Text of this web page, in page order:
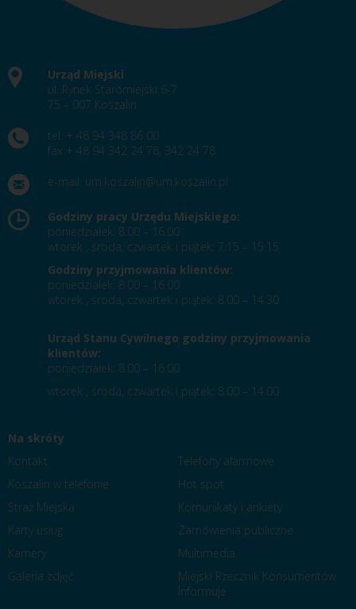
Urząd Miejski
ul. Rynek Staromiejski 6-7
75 – 007 Koszalin
tel. + 48 94 348 86 00
fax + 48 94 342 24 78, 342 24 78
e-mail: um.koszalin@um.koszalin.pl
Godziny pracy Urzędu Miejskiego:
poniedziałek: 8.00 – 16.00
wtorek , środa, czwartek i piątek: 7.15 – 15.15
Godziny przyjmowania klientów:
poniedziałek: 8.00 – 16.00
wtorek , środa, czwartek i piątek: 8.00 – 14.30
Urząd Stanu Cywilnego godziny przyjmowania
klientów:
poniedziałek: 8.00 – 16.00
wtorek , środa, czwartek i piątek: 8.00 – 14.00
Na skróty
Kontakt
Telefony alarmowe
Koszalin w telefonie
Hot spot
Straż Miejska
Komunikaty i ankiety
Karty usług
Zamówienia publiczne
Kamery
Multimedia
Galeria zdjęć
Miejski Rzecznik Konsumentów
Informuje